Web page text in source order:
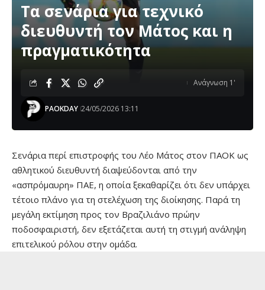
Tα σενάρια για τεχνικό
διευθυντή τον Μάτος και η
πραγματικότητα
PAOKDAY 24/05/2026 13:11
Ανάγνωση 1'
Σενάρια περί επιστροφής του Λέο Μάτος στον ΠΑΟΚ ως
αθλητικού διευθυντή διαψεύδονται από την
«ασπρόμαυρη» ΠΑΕ, η οποία ξεκαθαρίζει ότι δεν υπάρχει
τέτοιο πλάνο για τη στελέχωση της διοίκησης. Παρά τη
μεγάλη εκτίμηση προς τον Βραζιλιάνο πρώην
ποδοσφαιριστή, δεν εξετάζεται αυτή τη στιγμή ανάληψη
επιτελικού ρόλου στην ομάδα.